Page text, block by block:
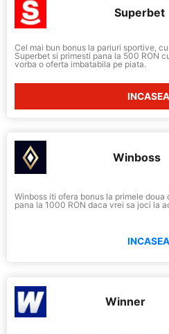
Superbet
Cel mai bun bonus la pariuri sportive,
Superbet si primesti pana la 500 RON
vorba o oferta imbatabila pe piata.
Winboss
Winboss iti ofera bonus la primele
pana la 1000 RON daca vrei sa joci la
Winner